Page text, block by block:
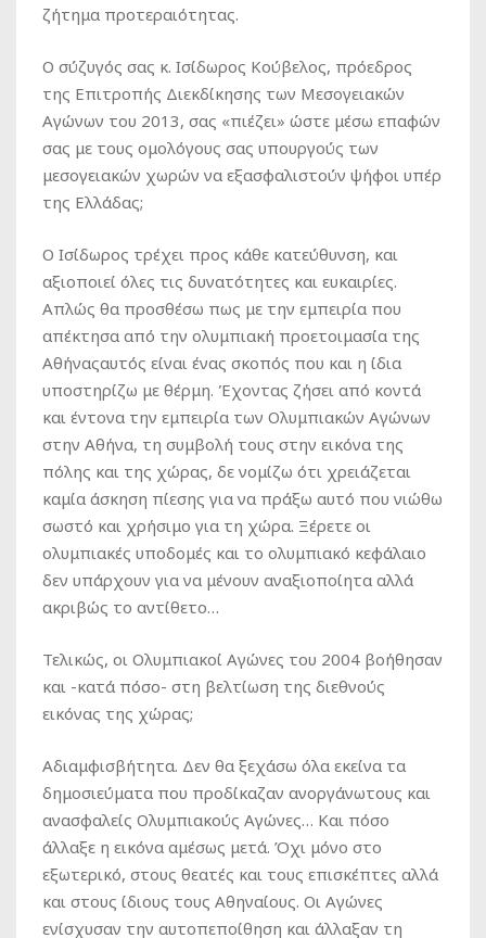
ζήτημα προτεραιότητας.
Ο σύζυγός σας κ. Ισίδωρος Κούβελος, πρόεδρος
της Επιτροπής Διεκδίκησης των Μεσογειακών
Αγώνων του 2013, σας «πιέζει» ώστε μέσω επαφών
σας με τους ομολόγους σας υπουργούς των
μεσογειακών χωρών να εξασφαλιστούν ψήφοι υπέρ
της Ελλάδας;
Ο Ισίδωρος τρέχει προς κάθε κατεύθυνση, και
αξιοποιεί όλες τις δυνατότητες και ευκαιρίες.
Απλώς θα προσθέσω πως με την εμπειρία που
απέκτησα από την ολυμπιακή προετοιμασία της
Αθήναςαυτός είναι ένας σκοπός που και η ίδια
υποστηρίζω με θέρμη. Έχοντας ζήσει από κοντά
και έντονα την εμπειρία των Ολυμπιακών Αγώνων
στην Αθήνα, τη συμβολή τους στην εικόνα της
πόλης και της χώρας, δε νομίζω ότι χρειάζεται
καμία άσκηση πίεσης για να πράξω αυτό που νιώθω
σωστό και χρήσιμο για τη χώρα. Ξέρετε οι
ολυμπιακές υποδομές και το ολυμπιακό κεφάλαιο
δεν υπάρχουν για να μένουν αναξιοποίητα αλλά
ακριβώς το αντίθετο…
Τελικώς, οι Ολυμπιακοί Αγώνες του 2004 βοήθησαν
και -κατά πόσο- στη βελτίωση της διεθνούς
εικόνας της χώρας;
Αδιαμφισβήτητα. Δεν θα ξεχάσω όλα εκείνα τα
δημοσιεύματα που προδίκαζαν ανοργάνωτους και
ανασφαλείς Ολυμπιακούς Αγώνες… Και πόσο
άλλαξε η εικόνα αμέσως μετά. Όχι μόνο στο
εξωτερικό, στους θεατές και τους επισκέπτες αλλά
και στους ίδιους τους Αθηναίους. Οι Αγώνες
ενίσχυσαν την αυτοπεποίθηση και άλλαξαν τη